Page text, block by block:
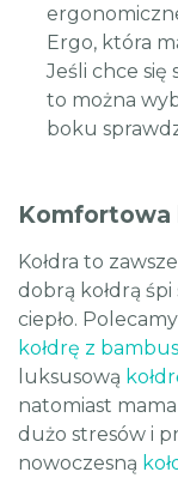
Ergo, która
Jeśli chce
to można
boku
Komfortowa
Kołdra to
dobrą kołdrą śpi
ciepło.
kołdrę z
luksusową
natomiast
dużo stresów i
nowoczesną